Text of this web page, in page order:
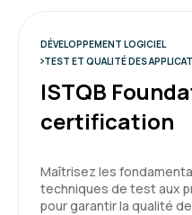
DÉVELOPPEMENT LOGICIEL
TEST ET QUALITÉ DES
ISTQB
certification
Maîtrisez les
techniques de test aux
pour garantir la qualité